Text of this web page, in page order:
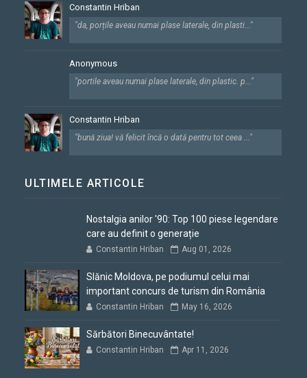
Constantin Hriban
"da, porțile aveau numai plase laterale, din plasti..."
Anonymous
"portile aveau numai plase laterale, din plastic. p..."
Constantin Hriban
"bună ziua! vă felicit încă o dată pentru tot ceea ..."
ULTIMELE ARTICOLE
Nostalgia anilor '90: Top 100 piese legendare
care au definit o generație
Constantin Hriban Aug 01, 2026
Slănic Moldova, pe podiumul celui mai
important concurs de turism din România
Constantin Hriban May 16, 2026
Sărbători Binecuvântate!
Constantin Hriban Apr 11, 2026